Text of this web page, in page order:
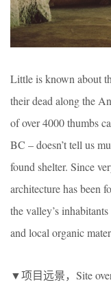
Little is known about
their dead along the
of over 4000 thumbs
BC – doesn’t tell us
found shelter. Since
architecture has been
the valley’s
and local organic
▼项目远景，Site